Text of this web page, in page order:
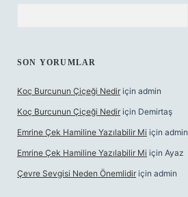
SON YORUMLAR
Koç Burcunun Çiçeği Nedir için admin
Koç Burcunun Çiçeği Nedir için Demirtaş
Emrine Çek Hamiline Yazılabilir Mi için admin
Emrine Çek Hamiline Yazılabilir Mi için Ayaz
Çevre Sevgisi Neden Önemlidir için admin